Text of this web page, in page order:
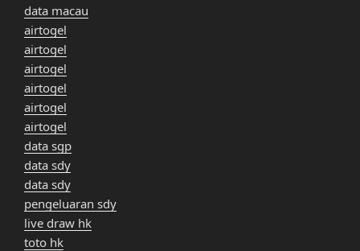
data macau
airtogel
airtogel
airtogel
airtogel
airtogel
airtogel
data sgp
data sdy
data sdy
pengeluaran sdy
live draw hk
toto hk